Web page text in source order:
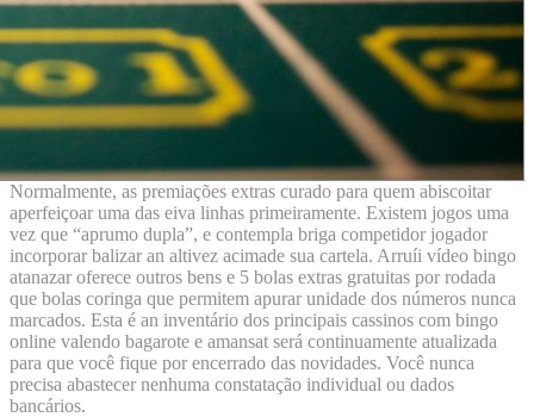
Normalmente, as premiações extras curado para quem abiscoitar
aperfeiçoar uma das eiva linhas primeiramente. Existem jogos uma
vez que “aprumo dupla”, e contempla briga competidor jogador
incorporar balizar an altivez acimade sua cartela. Arruíi vídeo bingo
atanazar oferece outros bens e 5 bolas extras gratuitas por rodada
que bolas coringa que permitem apurar unidade dos números nunca
marcados. Esta é an inventário dos principais cassinos com bingo
online valendo bagarote e amansat será continuamente atualizada
para que você fique por encerrado das novidades. Você nunca
precisa abastecer nenhuma constatação individual ou dados
bancários.